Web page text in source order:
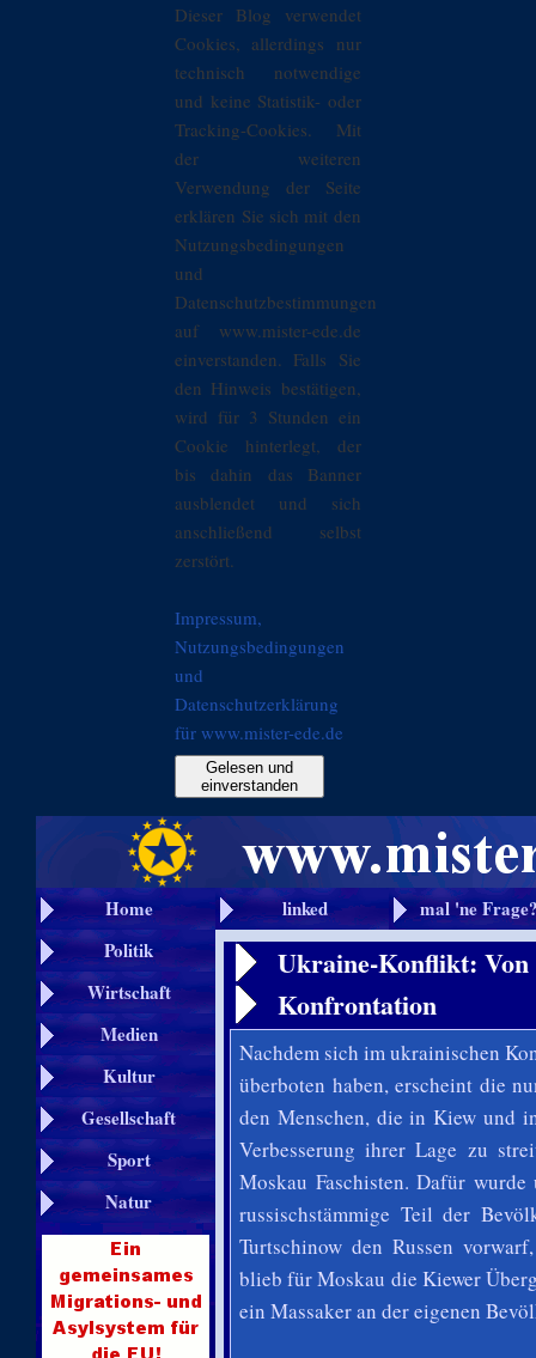
Dieser Blog verwendet
Cookies, allerdings nur
technisch notwendige
und keine Statistik- oder
Tracking-Cookies. Mit
der weiteren
Verwendung der Seite
erklären Sie sich mit den
Nutzungsbedingungen
und
Datenschutzbestimmungen
auf www.mister-ede.de
einverstanden. Falls Sie
den Hinweis bestätigen,
wird für 3 Stunden ein
Cookie hinterlegt, der
bis dahin das Banner
ausblendet und sich
anschließend selbst
zerstört.
Impressum,
Nutzungsbedingungen
und
Datenschutzerklärung
für www.mister-ede.de
Gelesen und
einverstanden
Home linked
mal 'ne
Politik
Wirtschaft
Medien
Kultur
Gesellschaft
Sport
Natur
Ukraine-Konflikt:
Konfrontation
Nachdem sich im ukrainischen
überboten haben, erscheint die
den Menschen, diein Kiew und
Verbesserung ihrer Lage zu
Moskau Faschisten. Dafür
russischstämmige Teil der
Turtschinow den Russen
blieb für Moskau die Kiewer
ein Massaker an der eigenen